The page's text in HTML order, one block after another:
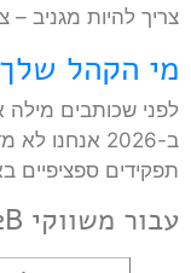
צריך להיות מגניב –
מי הקהל
לפני שכותבים מילה
ב-2026
תפקידים ספציפיים
עבור משווקי B2B (ועדת הרכישה):